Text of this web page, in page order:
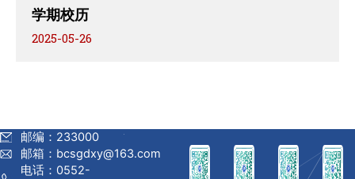
学期校历
2025-05-26
邮编：233000
邮箱：bcsgdxy@163.com
电话：0552-